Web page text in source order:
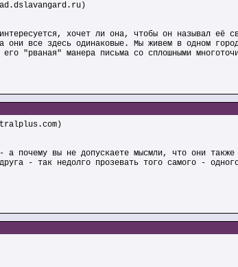
хочет ли она, чтобы он называл её
они все здесь одинаковые. Мы живем в одном
его "рваная" манера письма со сплошными
а почему вы не допускаете мысмли, что они
- так недолго прозевать того самого -